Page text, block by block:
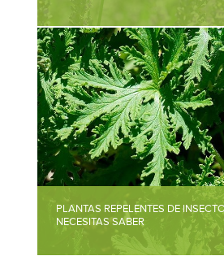
PLANTAS REPELENTES DE
NECESITAS SABER